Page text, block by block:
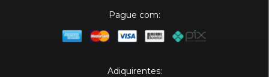
Pague com:
Adiquirentes: